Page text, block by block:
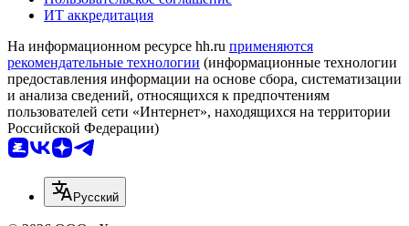
ИТ аккредитация
На информационном ресурсе hh.ru применяются
рекомендательные технологии (информационные технологии
предоставления информации на основе сбора, систематизации
и анализа сведений, относящихся к предпочтениям
пользователей сети «Интернет», находящихся на территории
Российской Федерации)
Русский